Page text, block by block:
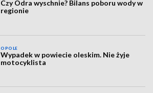
Czy Odra wyschnie? Bilans poboru wody w
regionie
OPOLE
Wypadek w powiecie oleskim. Nie żyje
motocyklista